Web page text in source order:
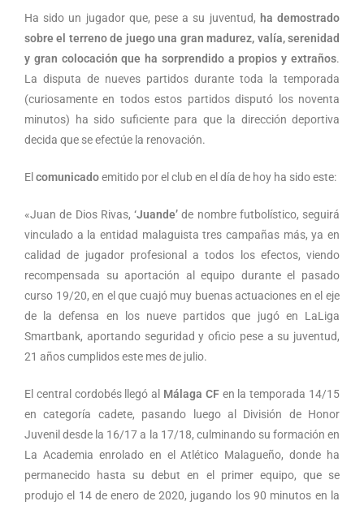
Ha sido un jugador que, pese a su juventud, ha demostrado
sobre el terreno de juego una gran madurez, valía, serenidad
y gran colocación que ha sorprendido a propios y extraños.
La disputa de nueves partidos durante toda la temporada
(curiosamente en todos estos partidos disputó los noventa
minutos) ha sido suficiente para que la dirección deportiva
decida que se efectúe la renovación.
El comunicadoemitido por el club en el día de hoy ha sido este:
«Juan de Dios Rivas, ‘Juande’ de nombre futbolístico, seguirá
vinculado a la entidad malaguista tres campañas más, ya en
calidad de jugador profesional a todos los efectos, viendo
recompensada su aportación al equipo durante el pasado
curso 19/20, en el que cuajó muy buenas actuaciones en el eje
de la defensa en los nueve partidos que jugó en LaLiga
Smartbank, aportando seguridad y oficio pese a su juventud,
21 años cumplidos este mes de julio.
El central cordobés llegó al Málaga CFen la temporada 14/15
en categoría cadete, pasando luego al División de Honor
Juvenil desde la 16/17 a la 17/18, culminando su formación en
La Academia enrolado en el Atlético Malagueño, donde ha
permanecido hasta su debut en el primer equipo, que se
produjo el 14 de enero de 2020, jugando los 90 minutos en la